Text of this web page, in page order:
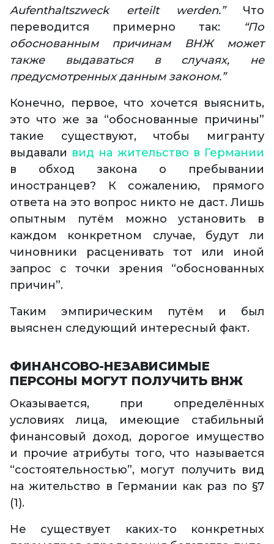
Aufenthaltszweck erteilt werden.”Что
переводится примерно так:
“По
обоснованным причинам ВНЖ может
также выдаваться в случаях, не
предусмотренных данным законом.”
Конечно, первое, что хочется выяснить,
это что же за “обоснованные причины”
такие существуют, чтобы мигранту
выдавали вид на жительство в Германии
в обход закона о пребывании
иностранцев? К сожалению, прямого
ответа на это вопрос никто не даст. Лишь
опытным путём можно установить в
каждом конкретном случае, будут ли
чиновники расценивать тот или иной
запрос с точки зрения “обоснованных
причин”.
Таким эмпирическим путём и был
выяснен следующий интересный факт.
ФИНАНСОВО-НЕЗАВИСИМЫЕ
ПЕРСОНЫ МОГУТ ПОЛУЧИТЬ ВНЖ
Оказывается, при определённых
условиях лица, имеющие стабильный
финансовый доход, дорогое имущество
и прочие атрибуты того, что называется
“состоятельностью”, могут получить вид
на жительство в Германии как раз по §7
(1).
Не существует каких-то конкретных